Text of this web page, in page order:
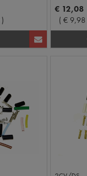
)
€ 12,08
( € 9,98